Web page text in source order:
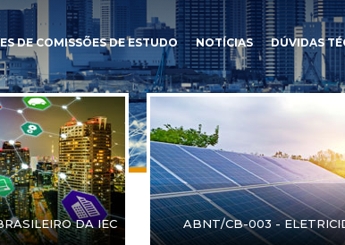
DE COMISSÕES DE ESTUDO NOTÍCIAS DÚVIDAS
DA IEC ABNT/CB-003 -